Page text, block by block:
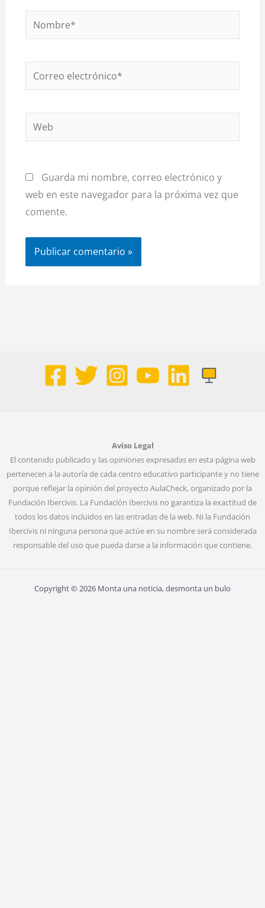
Nombre*
Correo
Web
Guarda mi nombre, correo electrónico y
web en este navegador para la próxima vez que
comente.
Aviso Legal
El contenido publicado y las opiniones expresadas en esta página web
pertenecen a la autoría de cada centro educativo participante y no tiene
porque reflejar la opinión del proyecto AulaCheck, organizado por la
Fundación Ibercivis. La Fundación Ibercivis no garantiza la exactitud de
todos los datos incluidos en las entradas de la web. Ni la Fundación
Ibercivis ni ninguna persona que actúe en su nombre será considerada
responsable del uso que pueda darse a la información que contiene.
Copyright © 2026 Monta una noticia, desmonta un bulo